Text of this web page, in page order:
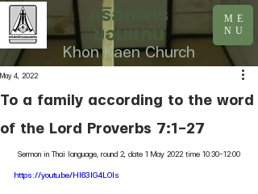
ME
NU
คริสตจักร
ขอนแก่น
Khon Kaen Church
To a family according to the word
of the Lord Proverbs 7:1-27
May 4, 2022
Sermon in Thai language, round 2, date 1 May 2022 time 10:30-12:00
https://youtu.be/Hl63lG4L0ls